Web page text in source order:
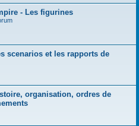
- Les figurines
scenarios et les rapports de
organisation, ordres de